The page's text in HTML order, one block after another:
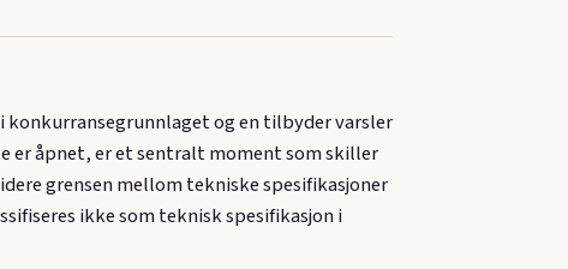
og en tilbyder varsler
er åpnet, er et sentralt moment som skiller
grensen mellom tekniske spesifikasjoner
ikke som teknisk spesifikasjon i